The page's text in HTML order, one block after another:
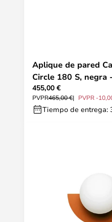
Aplique de pared
Circle 180 S, negra
Ninja
455,00 €
PVPR465,00 € PVPR -
Tiempo de entrega: